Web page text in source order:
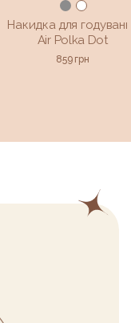
Накидка для
Air Polka Dot
859 грн